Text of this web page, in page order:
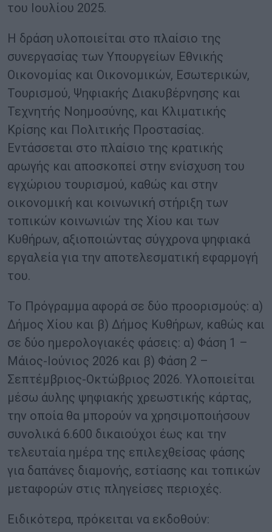
του Ιουλίου 2025.
Η δράση υλοποιείται στο πλαίσιο της
συνεργασίας των Υπουργείων Εθνικής
Οικονομίας και Οικονομικών, Εσωτερικών,
Τουρισμού, Ψηφιακής Διακυβέρνησης και
Τεχνητής Νοημοσύνης, και Κλιματικής
Κρίσης και Πολιτικής Προστασίας.
Εντάσσεται στο πλαίσιο της κρατικής
αρωγής και αποσκοπεί στην ενίσχυση του
εγχώριου τουρισμού, καθώς και στην
οικονομική και κοινωνική στήριξη των
τοπικών κοινωνιών της Χίου και των
Κυθήρων, αξιοποιώντας σύγχρονα ψηφιακά
εργαλεία για την αποτελεσματική εφαρμογή
του.
Το Πρόγραμμα αφορά σε δύο προορισμούς: α)
Δήμος Χίου και β) Δήμος Κυθήρων, καθώς και
σε δύο ημερολογιακές φάσεις: α) Φάση 1 –
Μάιος-Ιούνιος 2026 και β) Φάση 2 –
Σεπτέμβριος-Οκτώβριος 2026. Υλοποιείται
μέσω άυλης ψηφιακής χρεωστικής κάρτας,
την οποία θα μπορούν να χρησιμοποιήσουν
συνολικά 6.600 δικαιούχοι έως και την
τελευταία ημέρα της επιλεχθείσας φάσης
για δαπάνες διαμονής, εστίασης και τοπικών
μεταφορών στις πληγείσες περιοχές.
Ειδικότερα, πρόκειται να εκδοθούν: